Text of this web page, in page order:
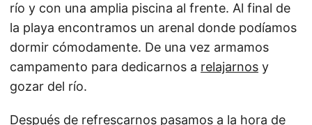
río y con una amplia piscina al frente. Al final de
la playa encontramos un arenal donde podíamos
dormir cómodamente. De una vez armamos
campamento para dedicarnos a relajarnos y
gozar del río.
Después de refrescarnos pasamos a la hora de